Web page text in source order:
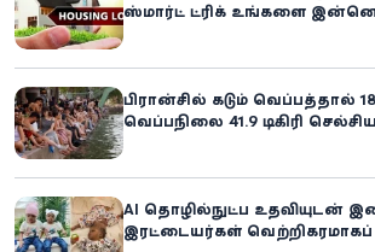
ஸ்மார்ட் ட்ரிக் உங்களை
பிரான்சில் கடும் வெப்பத்தால்
வெப்பநிலை 41.9 டிகிரி
AI தொழில்நுட்ப உதவியுடன்
இரட்டையர்கள் வெற்றிகரமாகப்